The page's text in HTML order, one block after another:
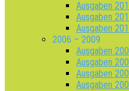
Ausgaben
Ausgaben
Ausgaben
2006 – 2009
Ausgaben
Ausgaben
Ausgaben
Ausgaben